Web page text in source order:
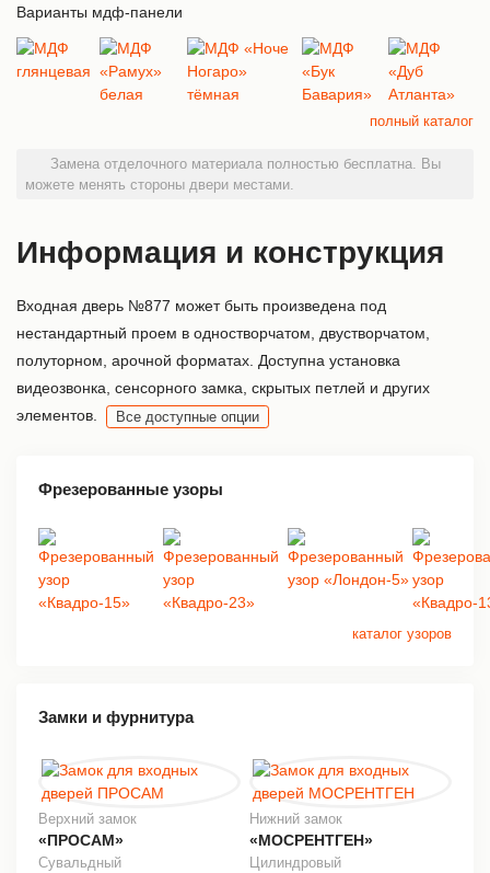
Варианты мдф-панели
полный каталог
Замена отделочного материала полностью бесплатна. Вы
можете менять стороны двери местами.
Информация и конструкция
Входная дверь №877 может быть произведена под
нестандартный проем в одностворчатом, двустворчатом,
полуторном, арочной форматах. Доступна установка
видеозвонка, сенсорного замка, скрытых петлей и других
элементов.
Все доступные опции
Фрезерованные узоры
каталог узоров
Замки и фурнитура
Верхний замок
«ПРОСАМ»
Сувальдный
Нижний замок
«МОСРЕНТГЕН»
Цилиндровый